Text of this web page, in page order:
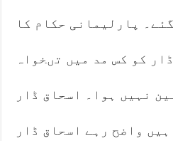
پارلیمانی حکام کا
کو کس مد میں تںخواہ
نہیں ہوا۔ اسحاق ڈار
واضح رہے اسحاق ڈار